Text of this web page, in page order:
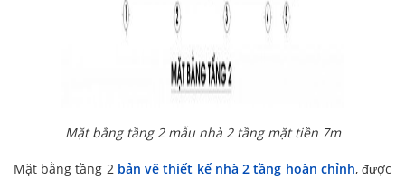
Mặt bằng tầng 2 mẫu nhà 2 tầng mặt tiền 7m
Mặt bằng tầng 2 bản vẽ thiết kế nhà 2 tầng hoàn chỉnh, được